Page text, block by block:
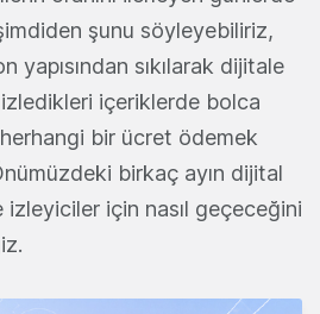
şunu söyleyebiliriz,
yapısından sıkılarak dijitale
izledikleri içeriklerde bolca
bir ücret ödemek
birkaç ayın dijital
izleyiciler için nasıl geçeceğini